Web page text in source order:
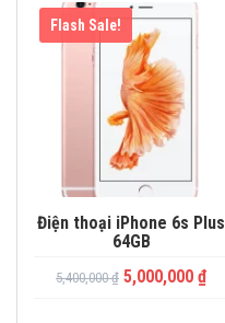
Flash Sale!
Điện thoại iPhone 6s Plus
64GB
5,400,000₫ 5,000,000 ₫